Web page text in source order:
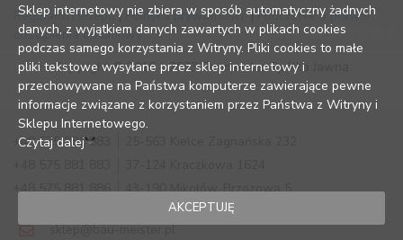
Regulamin sklepu| Polityka prywatności |Pouczenie o prawie
odstąpienia od umowy
Copyright © 2016 – 2023 Baumeister Spółka Jawna
sklep@bau-meister.pl
+48 575 881 883
+48 575 881 886
43-190 Mikołów, Brzozowa 5
Sklep internetowy nie zbiera w sposób automatyczny żadnych
danych, z wyjątkiem danych zawartych w plikach cookies
podczas samego korzystania z Witryny. Pliki cookies to małe
pliki tekstowe wysyłane przez sklep internetowy i
przechowywane na Państwa komputerze zawierające pewne
informacje związane z korzystaniem przez Państwa z Witryny i
Sklepu Internetowego.
Czytaj dalej
AKCEPTUJĘ